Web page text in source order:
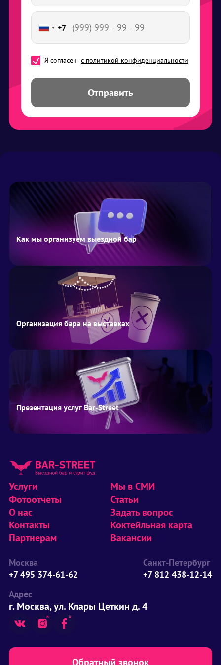
+7
Я согласен с политикой конфиденциальности
Отправить
Как мы организуем выездной бар
Организация бара на выставках
Презентация услуг Bar-Street
Услуги
Фотоотчеты
О нас
Контакты
Партнерам
Мы в СМИ
Статьи
Задать вопрос
Коктейльная карта
Вакансии
Москва
+7 495 374-61-62
Санкт-Петербург
+7 812 438-12-14
Адрес
г. Москва, ул. Клары Цеткин д. 4
Обратный звонок